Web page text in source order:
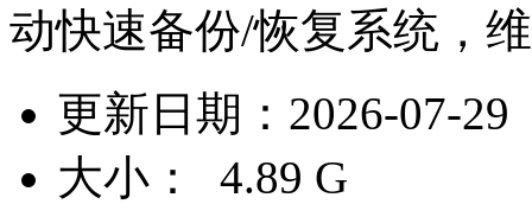
动快速备份/恢复系统，
更新日期：2026-07-29
大小： 4.89 G